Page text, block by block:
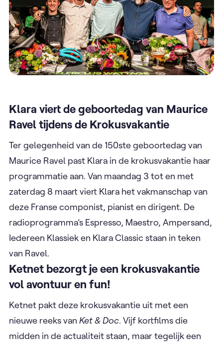
Klara viert de geboortedag van Maurice
Ravel tijdens de Krokusvakantie
Ter gelegenheid van de 150ste geboortedag van
Maurice Ravel past Klara in de krokusvakantie haar
programmatie aan. Van maandag 3 tot en met
zaterdag 8 maart viert Klara het vakmanschap van
deze Franse componist, pianist en dirigent. De
radioprogramma’s Espresso, Maestro, Ampersand,
Iedereen Klassiek en Klara Classic staan in teken
van Ravel.
Ketnet bezorgt je een krokusvakantie
vol avontuur en fun!
Ketnet pakt deze krokusvakantie uit met een
nieuwe reeks van Ket & Doc. Vijf kortfilms die
midden in de actualiteit staan, maar tegelijk een